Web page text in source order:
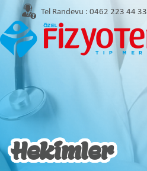
Tel Randevu : 0462 223 44 33
Hekimler